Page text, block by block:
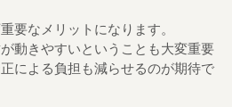
要なメリットになります。
動きやすいということも大変重要
による負担も減らせるのが期待で